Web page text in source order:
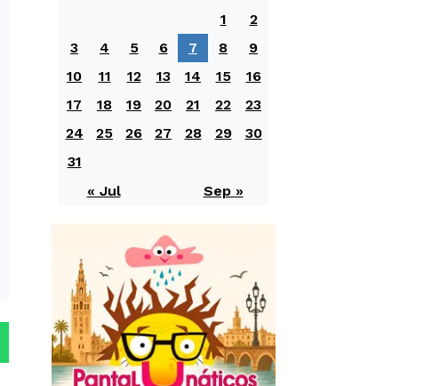
1
2
3
4 5 6 7 8
9
10
11 12 13 14 15
16
17
18 19 20 21 22
23
24
25 26 27 28 29
30
31
« Jul
Sep »